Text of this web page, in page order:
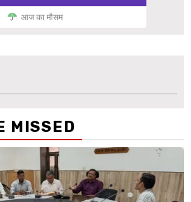
आज का मौसम
MISSED